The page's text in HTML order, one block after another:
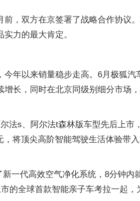
，双方在京签署了战略合作协议
力的最大肯定。
年以来销量稳步走高。6月极狐
长，同时在北京同级别细分市场
法s、阿尔法t森林版车型先后上
将顶尖高阶智能驾驶生活体验带
一代高效空气净化系统，8分钟内
的全球首款智能亲子车考拉一起